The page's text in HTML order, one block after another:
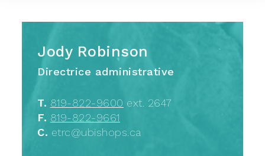
Jody Robinson
Directrice administrative
T. 819-822-9600 ext. 2647
F. 819-822-9661
C. etrc@ubishops.ca